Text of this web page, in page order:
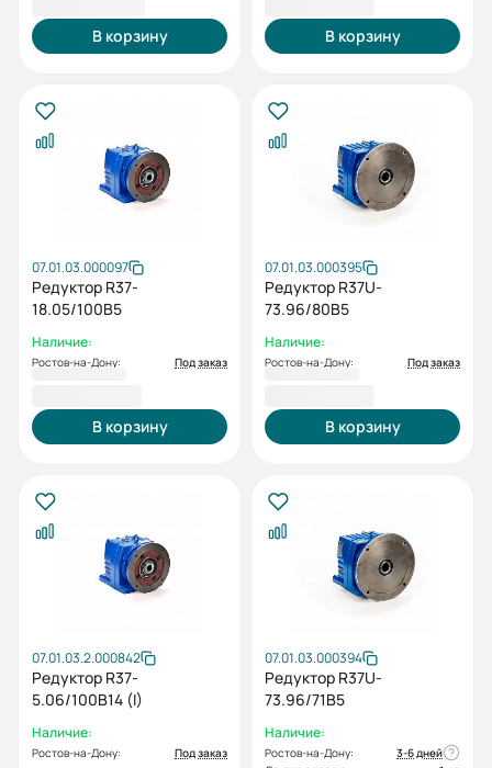
В корзину В корзину
07.01.03.000097
Редуктор R37-
18.05/100B5
Наличие:
Ростов-на-Дону: Под заказ
В корзину
07.01.03.000395
Редуктор R37U-
73.96/80В5
Наличие:
Ростов-на-Дону: Под заказ
В корзину
07.01.03.2.000842
Редуктор R37-
5.06/100В14 (I)
Наличие:
Ростов-на-Дону: Под заказ
07.01.03.000394
Редуктор R37U-
73.96/71В5
Наличие:
Ростов-на-Дону:
3-6 дней